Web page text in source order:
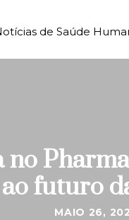
de Saúde
ao futuro
MAIO 26,